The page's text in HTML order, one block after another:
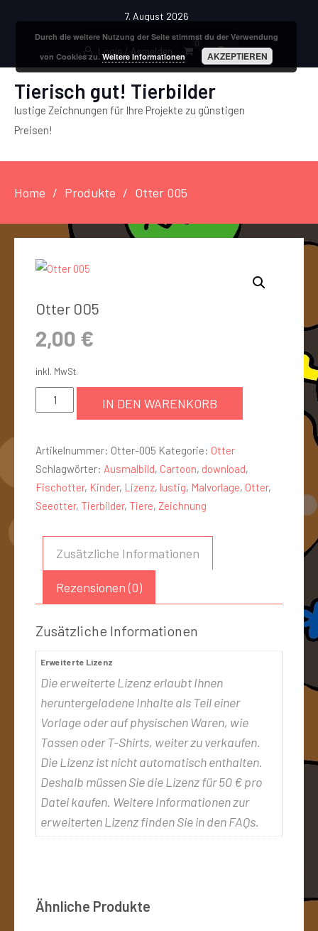
7. August 2026
Login / Anmelden
0
Tierisch gut! Tierbilder
lustige Zeichnungen für Ihre Projekte zu günstigen
Preisen!
Home Produkte Otter 005
Otter 005
2,00 €
inkl. MwSt.
IN DEN WARENKORB
Artikelnummer: Otter-005 Kategorie: Otter
Schlagwörter: Ausmalbild, Cartoon, download,
Fischotter, Kinder, Lizenz, lustig, Malvorlage, Otter,
Seeotter, Tierbilder, Tiere, Zeichnung
Zusätzliche Informationen
Rezensionen (0)
Zusätzliche Informationen
Erweiterte Lizenz
Die erweiterte Lizenz erlaubt Ihnen
heruntergeladene Inhalte als Teil einer
Vorlage oder auf physischen Waren, wie
Tassen oder T-Shirts, weiter zu verkaufen.
Die Lizenz ist nicht automatisch enthalten.
Deshalb müssen Sie die Lizenz für 50 € pro
Datei kaufen. Weitere Informationen zur
erweiterten Lizenz finden Sie in den FAQs.
Ähnliche Produkte
Durch die weitere Nutzung der Seite stimmst du der Verwendung
von Cookies zu.Weitere Informationen AKZEPTIEREN